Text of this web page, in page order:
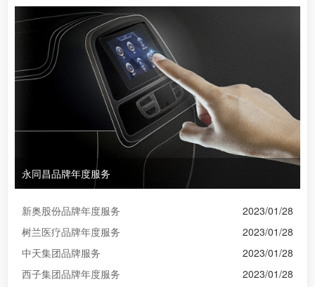
永同昌品牌年度服务
2023/01/28
新奥股份品牌年度服务
2023/01/28
树兰医疗品牌年度服务
2023/01/28
中天集团品牌服务
2023/01/28
西子集团品牌年度服务